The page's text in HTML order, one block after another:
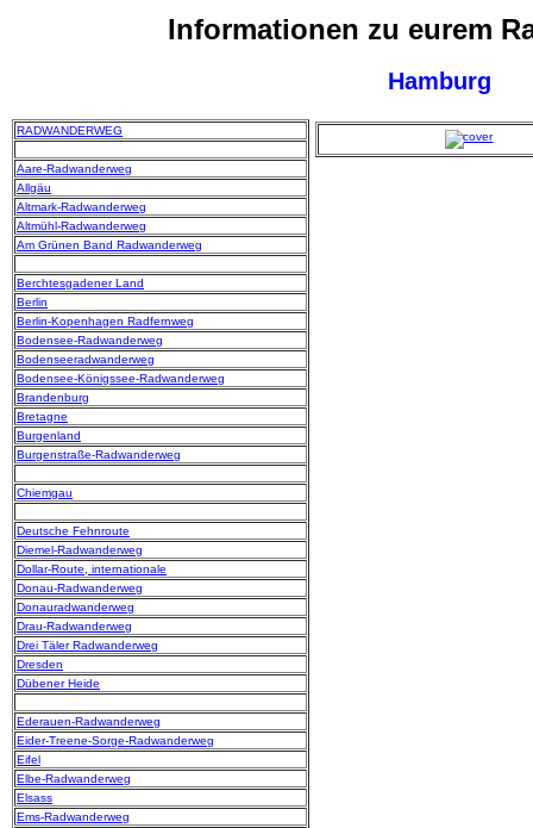
Informationen zu eurem
Hamburg
RADWANDERWEG
Aare-Radwanderweg
Allgäu
Altmark-Radwanderweg
Altmühl-Radwanderweg
Am Grünen Band Radwanderweg
Berchtesgadener Land
Berlin
Berlin-Kopenhagen Radfernweg
Bodensee-Radwanderweg
Bodenseeradwanderweg
Bodensee-Königssee-Radwanderweg
Brandenburg
Bretagne
Burgenland
Burgenstraße-Radwanderweg
Chiemgau
Deutsche Fehnroute
Diemel-Radwanderweg
Dollar-Route, internationale
Donau-Radwanderweg
Donauradwanderweg
Drau-Radwanderweg
Drei Täler Radwanderweg
Dresden
Dübener Heide
Ederauen-Radwanderweg
Eider-Treene-Sorge-Radwanderweg
Eifel
Elbe-Radwanderweg
Elsass
Ems-Radwanderweg